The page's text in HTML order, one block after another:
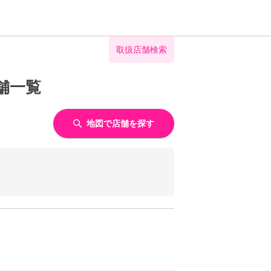
取扱店舗検索
一覧
地図で店舗を探す